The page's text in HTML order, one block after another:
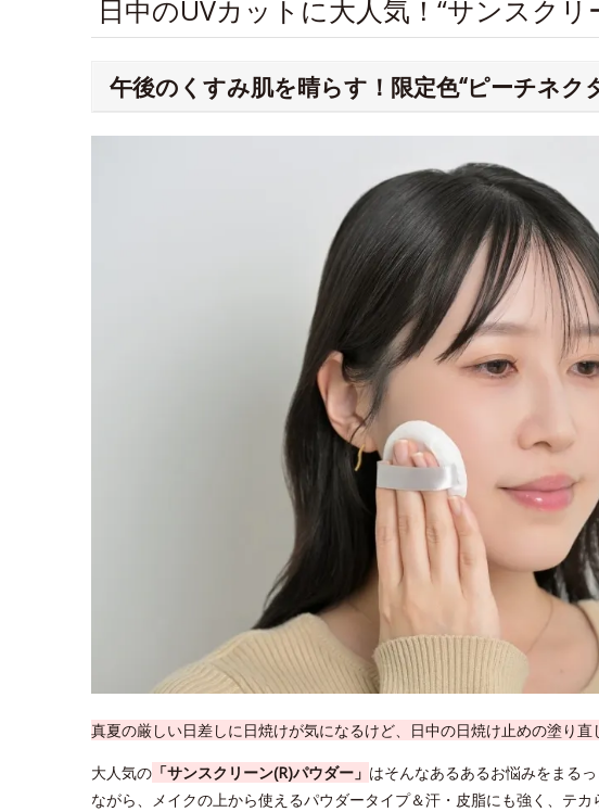
日中のUVカットに大人気！“サンスクリ
午後のくすみ肌を晴らす！限定色“ピーチネク
真夏の厳しい日差しに日焼けが気になるけど、日中の日焼け止めの塗り
大人気の 「サンスクリーン(R)パウダー」 はそんなあるあるお悩みをまるっ
ながら、メイクの上から使えるパウダータイプ＆汗・皮脂にも強く、テカ